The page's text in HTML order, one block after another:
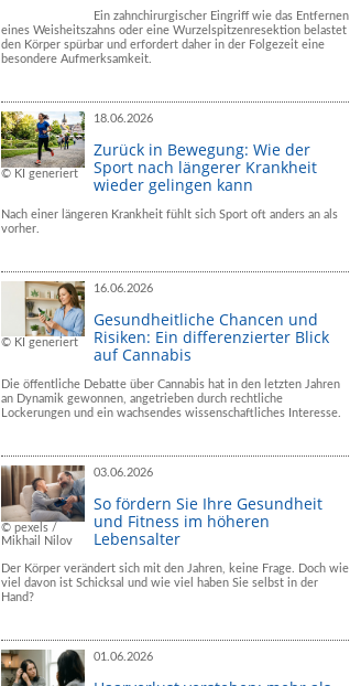
Ein zahnchirurgischer Eingriff wie das Entfernen
eines Weisheitszahns oder eine Wurzelspitzenresektion belastet
den Körper spürbar und erfordert daher in der Folgezeit eine
besondere Aufmerksamkeit.
© KI generiert
18.06.2026
Zurück in Bewegung: Wie der
Sport nach längerer Krankheit
wieder gelingen kann
Nach einer längeren Krankheit fühlt sich Sport oft anders an als
vorher.
© KI generiert
16.06.2026
Gesundheitliche Chancen und
Risiken: Ein differenzierter Blick
auf Cannabis
Die öffentliche Debatte über Cannabis hat in den letzten Jahren
an Dynamik gewonnen, angetrieben durch rechtliche
Lockerungen und ein wachsendes wissenschaftliches Interesse.
© pexels /
Mikhail Nilov
03.06.2026
So fördern Sie Ihre Gesundheit
und Fitness im höheren
Lebensalter
Der Körper verändert sich mit den Jahren, keine Frage. Doch wie
viel davon ist Schicksal und wie viel haben Sie selbst in der
Hand?
01.06.2026